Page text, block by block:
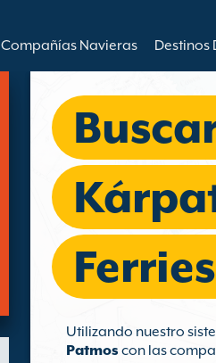
Compañías Navieras Destinos
Utilizando nuestro
Patmos con las